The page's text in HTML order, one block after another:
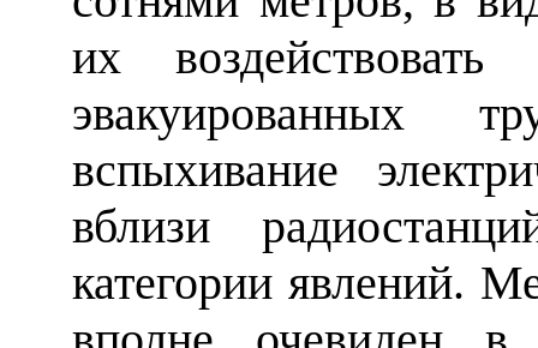
их
эвакуированных
вспыхивание
вблизи
категории явлений.